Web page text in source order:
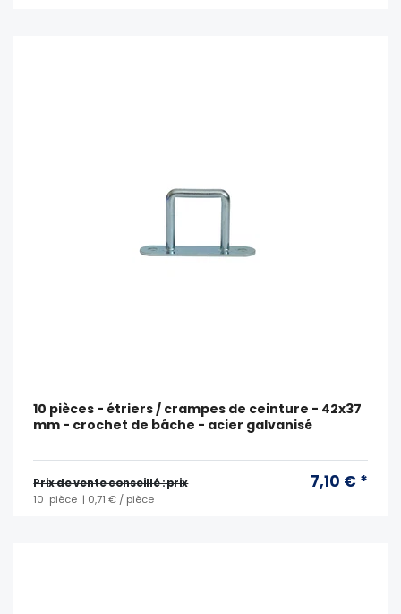
10 pièces - étriers / crampes de ceinture - 42x37
mm - crochet de bâche - acier galvanisé
Prix ​​de vente conseillé : prix 7,10 € *
10 pièce | 0,71 € / pièce